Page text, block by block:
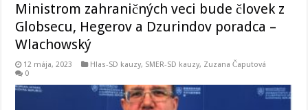
Ministrom zahraničných veci bude človek z
Globsecu, Hegerov a Dzurindov poradca –
Wlachowský
12 mája, 2023 Hlas-SD kauzy, SMER-SD kauzy, Zuzana Čaputová
0